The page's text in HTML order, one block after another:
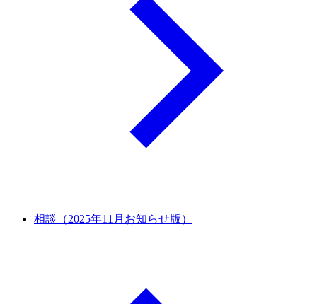
相談（2025年11月お知らせ版）